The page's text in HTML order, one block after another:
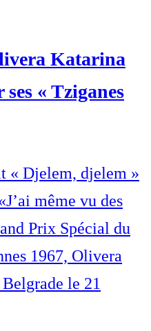
Katarina
« Tziganes
« Djelem, djelem »
même vu des
Prix Spécial du
1967, Olivera
le 21